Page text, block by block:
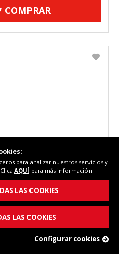
COMPRAR
Vestel 42105198
para analizar nuestros servicios y
AQUÍ para más información.
LAS COOKIES
LAS COOKIES
Configurar cookies